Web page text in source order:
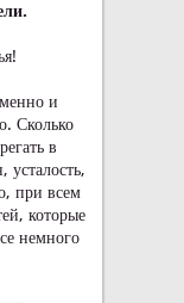
и
Сколько
в
усталость,
при всем
которые
немного